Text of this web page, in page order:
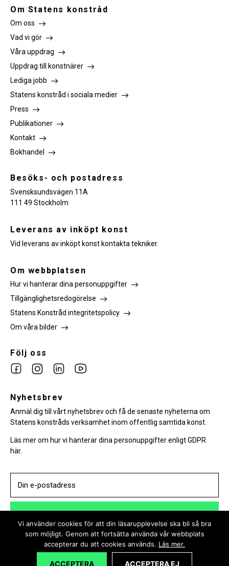
Om Statens konstråd
Om oss
Vad vi gör
Våra uppdrag
Uppdrag till konstnärer
Lediga jobb
Statens konstråd i sociala medier
Press
Publikationer
Kontakt
Bokhandel
Besöks- och postadress
Svensksundsvägen 11A
111 49 Stockholm
Leverans av inköpt konst
Vid leverans av inköpt konst kontakta tekniker.
Om webbplatsen
Hur vi hanterar dina personuppgifter
Tillgänglighetsredogörelse
Statens Konstråd integritetspolicy
Om våra bilder
Följ oss
facebookinstagramLinkedin
Nyhetsbrev
Anmäl dig till vårt nyhetsbrev och få de senaste nyheterna om
Statens konstråds verksamhet inom offentlig samtida konst.
Läs mer om hur vi hanterar dina personuppgifter enligt GDPR
här.
Vi använder cookies för att din läsarupplevelse ska bli så bra
som möjligt. Genom att fortsätta använda vår webbplats
accepterar du att cookies används. Läs mer.
ACCEPTERA ACCEPTERA EJ